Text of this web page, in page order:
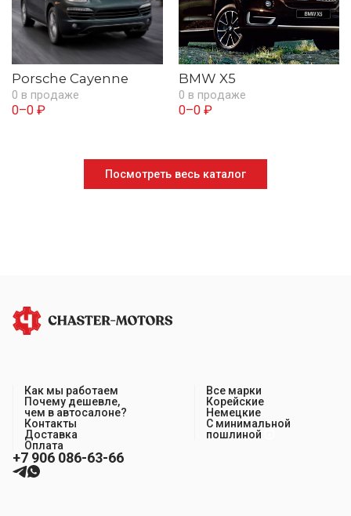
Porsche Cayenne
0 в продаже
0–0 ₽
BMW X5
0 в продаже
0–0 ₽
Посмотреть весь каталог
Как мы работаем
Почему дешевле,
чем в автосалоне?
Контакты
Доставка
Оплата
Все марки
Корейские
Немецкие
С минимальной
пошлиной
+7 906 086-63-66